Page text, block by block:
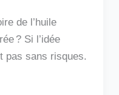
de l’huile
? Si l’idée
pas sans risques.